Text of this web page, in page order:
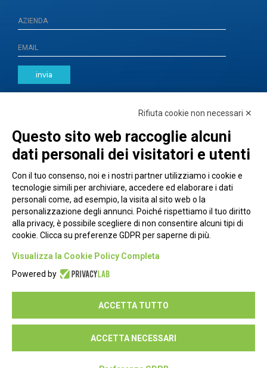
invia
Piazza Alessandria, 24 - 00198 Roma
Privacy Policy
Seguici su:
Rifiuta cookie non necessari ✕
Questo sito web raccoglie alcuni
dati personali dei visitatori e utenti
Con il tuo consenso, noi e i nostri partner utilizziamo i cookie e
tecnologie simili per archiviare, accedere ed elaborare i dati
personali come, ad esempio, la visita al sito web o la
personalizzazione degli annunci. Poiché rispettiamo il tuo diritto
alla privacy, è possibile scegliere di non consentire alcuni tipi di
cookie. Clicca su preferenze GDPR per saperne di più.
Visualizza la Cookie Policy Completa
Powered by
ACCETTA TUTTO
ACCETTA NECESSARI